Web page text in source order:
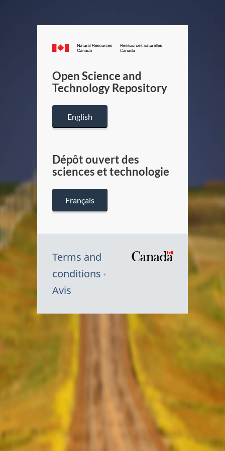
Canada.ca
/
Canada
Open Science and
Technology Repository
English
Dépôt ouvert des
sciences et technologie
Français
Terms and
conditions
Avis
Symbole
Canada